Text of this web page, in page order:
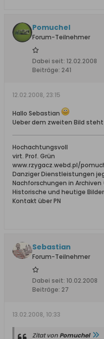
Pomuchel
Forum-Teilnehmer
Dabei seit: 12.02.2008
Beiträge: 241
12.02.2008, 23:15
Hallo Sebastian
Ueber dem zweiten Bild
Hochachtungsvoll
virt. Prof. Grün
www.rzygacz.webd.pl/
Danziger Dienstleistungen
Nachforschungen in
Historische und heutige
Kontakt über PN
Sebastian
Forum-Teilnehmer
Dabei seit: 10.02.2008
Beiträge: 27
13.02.2008, 10:33
Zitat von Pomuchel